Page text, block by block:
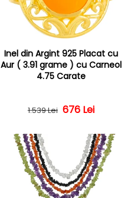
Inel din Argint 925 Placat cu
Aur ( 3.91 grame ) cu Carneol
4.75 Carate
Preț obișnuit
1.539 Lei Preț redus
676 Lei